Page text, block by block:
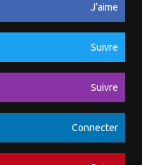
J’aime
Suivre
Suivre
Connecter